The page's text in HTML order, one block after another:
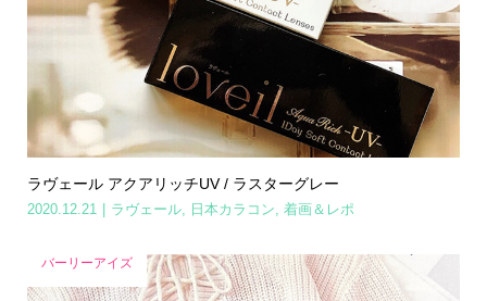
ラヴェール アクアリッチUV / ラスターグレー
2020.12.21 ラヴェール, 日本カラコン, 着画＆レポ
バーリーアイズ